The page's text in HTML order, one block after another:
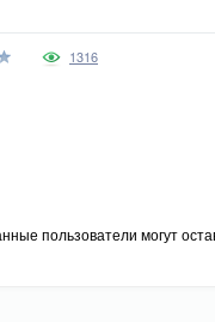
1316
пользователи могут